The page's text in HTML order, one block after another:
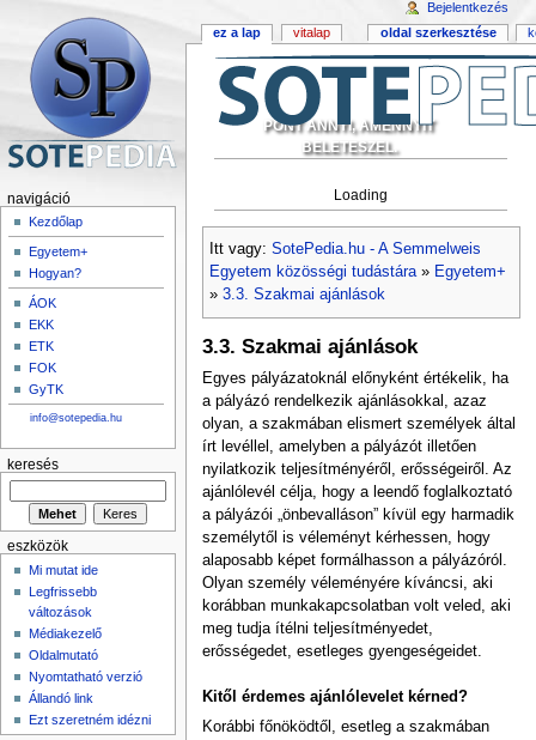
PONT ANNYI, AMENNYIT
BELETESZEL.
Loading
Itt vagy: SotePedia.hu - A Semmelweis
Egyetem közösségi tudástára» Egyetem+
» 3.3. Szakmai ajánlások
3.3. Szakmai ajánlások
Egyes pályázatoknál előnyként értékelik, ha
a pályázó rendelkezik ajánlásokkal, azaz
olyan, a szakmában elismert személyek által
írt levéllel, amelyben a pályázót illetően
nyilatkozik teljesítményéről, erősségeiről. Az
ajánlólevél célja, hogy a leendő foglalkoztató
a pályázói „önbevalláson” kívül egy harmadik
személytől is véleményt kérhessen, hogy
alaposabb képet formálhasson a pályázóról.
Olyan személy véleményére kíváncsi, aki
korábban munkakapcsolatban volt veled, aki
meg tudja ítélni teljesítményedet,
erősségedet, esetleges gyengeségeidet.
Kitől érdemes ajánlólevelet kérned?
Korábbi főnöködtől, esetleg a szakmában
ez a lap vitalap oldal szerkesztése
Bejelentkezés
navigáció
Kezdőlap
Egyetem+
Hogyan?
ÁOK
EKK
ETK
FOK
GyTK
info@sotepedia.hu
keresés
eszközök
Mi mutat ide
Legfrissebb
változások
Médiakezelő
Oldalmutató
Nyomtatható verzió
Állandó link
Ezt szeretném idézni